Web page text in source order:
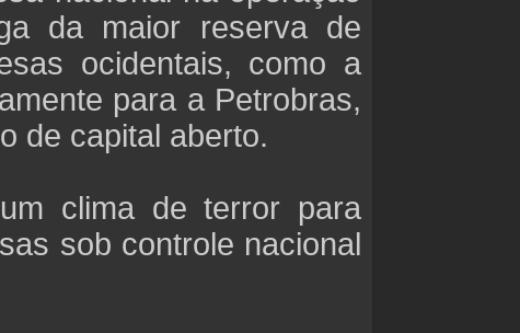
da maior reserva de
ocidentais, como a
para a Petrobras,
de capital aberto.
clima de terror para
sob controle nacional